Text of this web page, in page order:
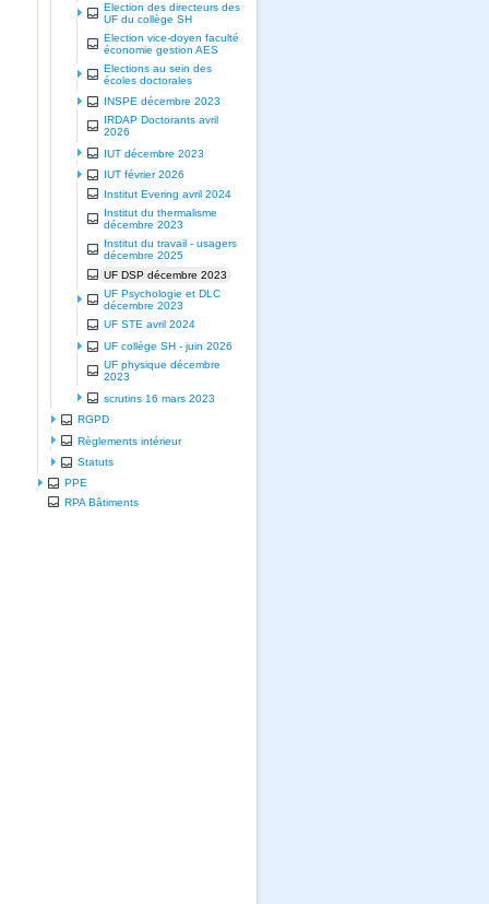
Election des directeurs des
UF du collège SH
Election vice-doyen faculté
économie gestion AES
Elections au sein des
écoles doctorales
INSPE décembre 2023
IRDAP Doctorants avril
2026
IUT décembre 2023
IUT février 2026
Institut Evering avril 2024
Institut du thermalisme
décembre 2023
Institut du travail - usagers
décembre 2025
UF DSP décembre 2023
UF Psychologie et DLC
décembre 2023
UF STE avril 2024
UF collège SH - juin 2026
UF physique décembre
2023
scrutins 16 mars 2023
RGPD
Règlements intérieur
Statuts
PPE
RPA Bâtiments